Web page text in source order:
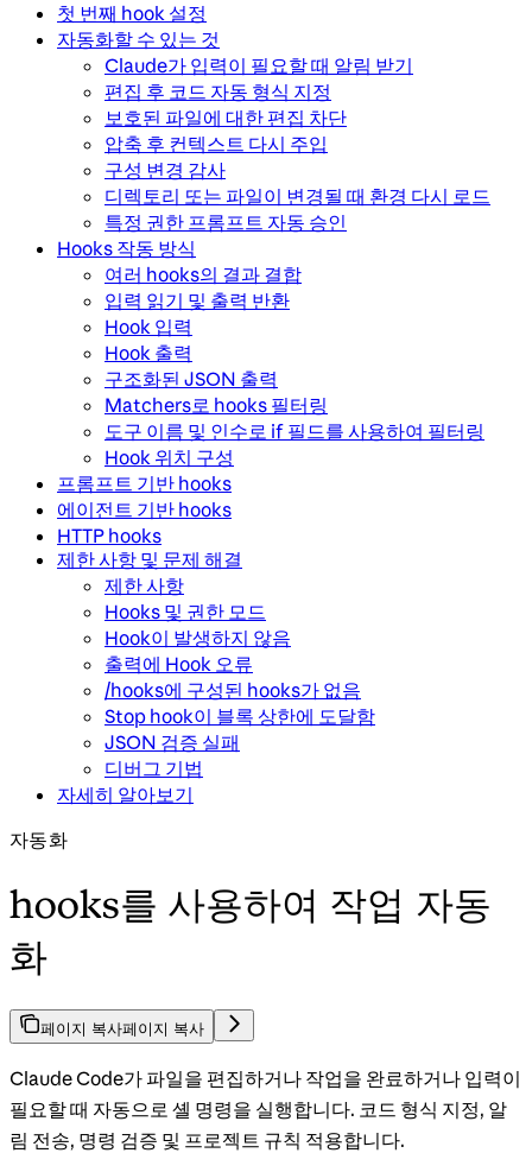
첫 번째 hook 설정
자동화할 수 있는 것
Claude가 입력이 필요할 때 알림 받기
편집 후 코드 자동 형식 지정
보호된 파일에 대한 편집 차단
압축 후 컨텍스트 다시 주입
구성 변경 감사
디렉토리 또는 파일이 변경될 때 환경 다시 로드
특정 권한 프롬프트 자동 승인
Hooks 작동 방식
여러 hooks의 결과 결합
입력 읽기 및 출력 반환
Hook 입력
Hook 출력
구조화된 JSON 출력
Matchers로 hooks 필터링
도구 이름 및 인수로 if 필드를 사용하여 필터링
Hook 위치 구성
프롬프트 기반 hooks
에이전트 기반 hooks
HTTP hooks
제한 사항 및 문제 해결
제한 사항
Hooks 및 권한 모드
Hook이 발생하지 않음
출력에 Hook 오류
/hooks에 구성된 hooks가 없음
Stop hook이 블록 상한에 도달함
JSON 검증 실패
디버그 기법
자세히 알아보기
자동화
hooks를 사용하여 작업 자동
화
페이지 복사페이지 복사
Claude Code가 파일을 편집하거나 작업을 완료하거나 입력이
필요할 때 자동으로 셸 명령을 실행합니다. 코드 형식 지정, 알
림 전송, 명령 검증 및 프로젝트 규칙 적용합니다.